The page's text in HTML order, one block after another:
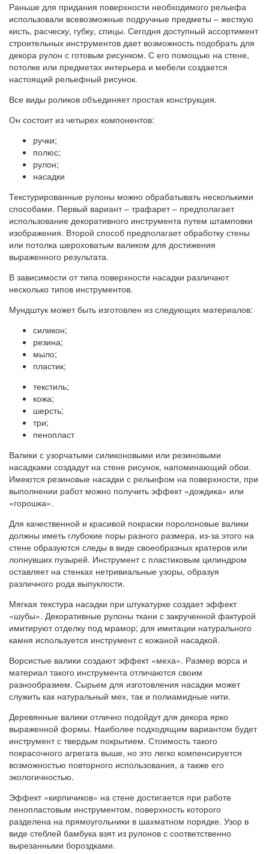
Раньше для придания поверхности необходимого рельефа
использовали всевозможные подручные предметы – жесткую
кисть, расческу, губку, спицы. Сегодня доступный ассортимент
строительных инструментов дает возможность подобрать для
декора рулон с готовым рисунком. С его помощью на стене,
потолке или предметах интерьера и мебели создается
настоящий рельефный рисунок.
Все виды роликов объединяет простая конструкция.
Он состоит из четырех компонентов:
ручки;
полюс;
рулон;
насадки
Текстурированные рулоны можно обрабатывать несколькими
способами. Первый вариант – трафарет – предполагает
использование декоративного инструмента путем штамповки
изображения. Второй способ предполагает обработку стены
или потолка шероховатым валиком для достижения
выраженного результата.
В зависимости от типа поверхности насадки различают
несколько типов инструментов.
Мундштук может быть изготовлен из следующих материалов:
силикон;
резина;
мыло;
пластик;
текстиль;
кожа;
шерсть;
три;
пенопласт
Валики с узорчатыми силиконовыми или резиновыми
насадками создадут на стене рисунок, напоминающий обои.
Имеются резиновые насадки с рельефом на поверхности, при
выполнении работ можно получить эффект «дождика» или
«горошка».
Для качественной и красивой покраски поролоновые валики
должны иметь глубокие поры разного размера, из-за этого на
стене образуются следы в виде своеобразных кратеров или
лопнувших пузырей. Инструмент с пластиковым цилиндром
оставляет на стенках нетривиальные узоры, образуя
различного рода выпуклости.
Мягкая текстура насадки при штукатурке создает эффект
«шубы». Декоративные рулоны ткани с закрученной фактурой
имитируют отделку под мрамор; для имитации натурального
камня используется инструмент с кожаной насадкой.
Ворсистые валики создают эффект «меха». Размер ворса и
материал такого инструмента отличаются своим
разнообразием. Сырьем для изготовления насадки может
служить как натуральный мех, так и полиамидные нити.
Деревянные валики отлично подойдут для декора ярко
выраженной формы. Наиболее подходящим вариантом будет
инструмент с твердым покрытием. Стоимость такого
покрасочного агрегата выше, но это легко компенсируется
возможностью повторного использования, а также его
экологичностью.
Эффект «кирпичиков» на стене достигается при работе
пенопластовым инструментом, поверхность которого
разделена на прямоугольники в шахматном порядке. Узор в
виде стеблей бамбука взят из рулонов с соответственно
вырезанными бороздками.